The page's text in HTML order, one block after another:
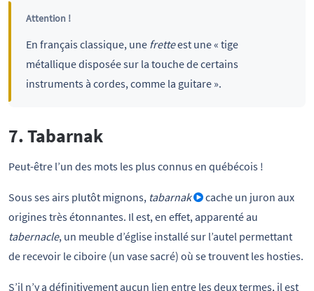
Attention !
En français classique, une fretteest une « tige
métallique disposée sur la touche de certains
instruments à cordes, comme la guitare ».
7. Tabarnak
Peut-être l’un des mots les plus connus en québécois !
Sous ses airs plutôt mignons, tabarnak
cache un juron aux
origines très étonnantes. Il est, en effet, apparenté au
tabernacle, un meuble d’église installé sur l’autel permettant
de recevoir le ciboire (un vase sacré) où se trouvent les hosties.
S’il n’y a définitivement aucun lien entre les deux termes, il est